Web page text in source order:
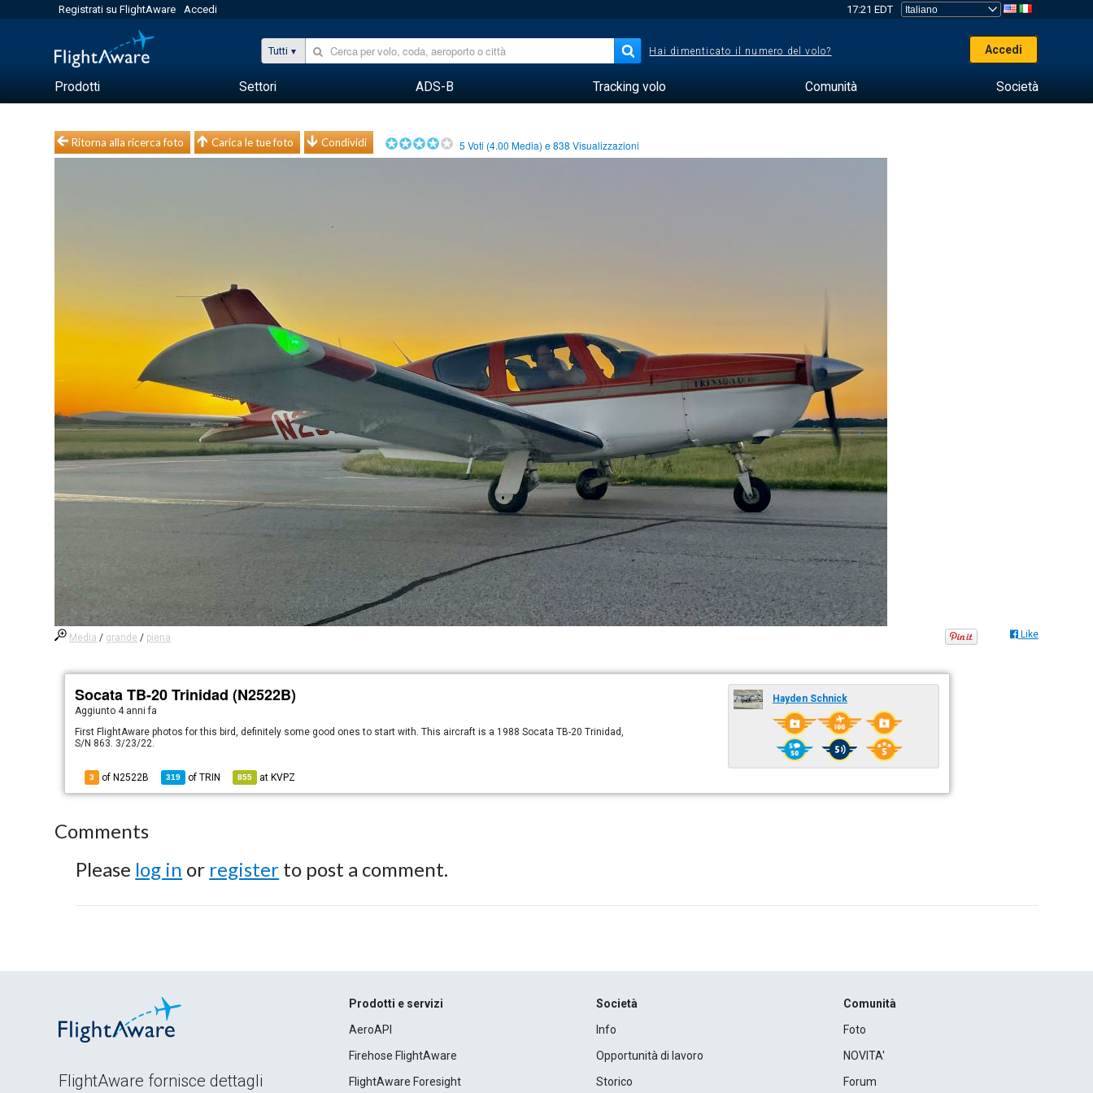
Registrati su FlightAware Accedi 17:21 EDT
Tutti Hai dimenticato il numero del volo? Accedi
Prodotti Settori ADS-B Tracking volo Comunità Società
Ritorna alla ricerca foto Carica le tue foto Condividi 5 Voti (4.00 Media) e838 Visualizzazioni
Media / grande / piena Like
Socata TB-20 Trinidad (N2522B)
Aggiunto 4 anni fa
First FlightAware photos for this bird, definitely some good ones to start with. This aircraft is a 1988 Socata TB-20 Trinidad,
S/N 863. 3/23/22.
3 of N2522B 319 ofTRIN 855 at KVPZ
Hayden Schnick
Comments
Please log in or register to post a comment.
FlightAware fornisce dettagli
Prodotti e servizi
AeroAPI
Firehose FlightAware
FlightAware Foresight
Società
Info
Opportunità di lavoro
Storico
Comunità
Foto
NOVITA'
Forum